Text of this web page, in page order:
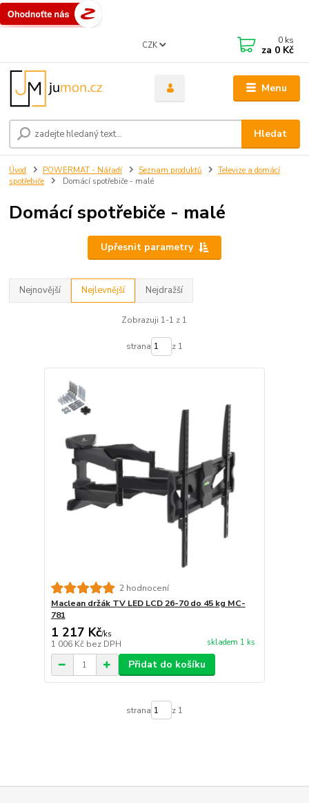
Menu
CZK
Hledat
0 ks
za 0 Kč
Úvod POWERMAT - Nářadí Seznam produktů
Televize a domácí
spotřebiče
Domácí spotřebiče - malé
Domácí spotřebiče - malé
Upřesnit parametry
Nejnovější Nejlevnější Nejdražší
Zobrazuji 1-1 z 1
strana z 1
2 hodnocení
Maclean držák TV LED LCD 26-70 do 45 kg MC-
781
1 217 Kč/ks
1 006 Kč bez DPH skladem 1 ks
Přidat do košíku
strana z 1